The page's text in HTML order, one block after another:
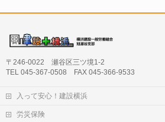
〒246-0022 瀬谷区三ツ境1-2
TEL 045-367-0508 FAX 045-366-9533
入って安心！建設横浜
労災保険